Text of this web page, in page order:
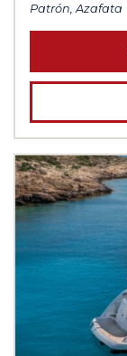
Patrón, Azafata